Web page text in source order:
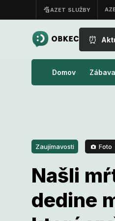
⏰
Domov Zábava
Zaujímavosti Foto
Našli
dedine
Zaujímavosti